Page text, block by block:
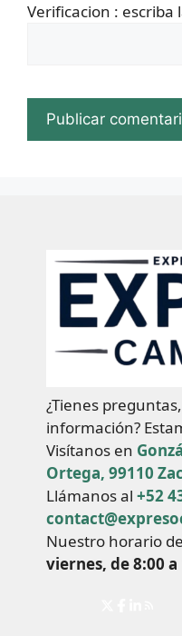
Verificacion : escriba
¿Tienes
información?
Visítanos en
Ortega, 99110
Llámanos al +52
Nuestro horario
viernes, de 8:00 a